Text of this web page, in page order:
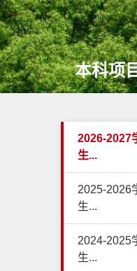
本科项
2026-2027
生...
2025-2026
生...
2024-2025
生...